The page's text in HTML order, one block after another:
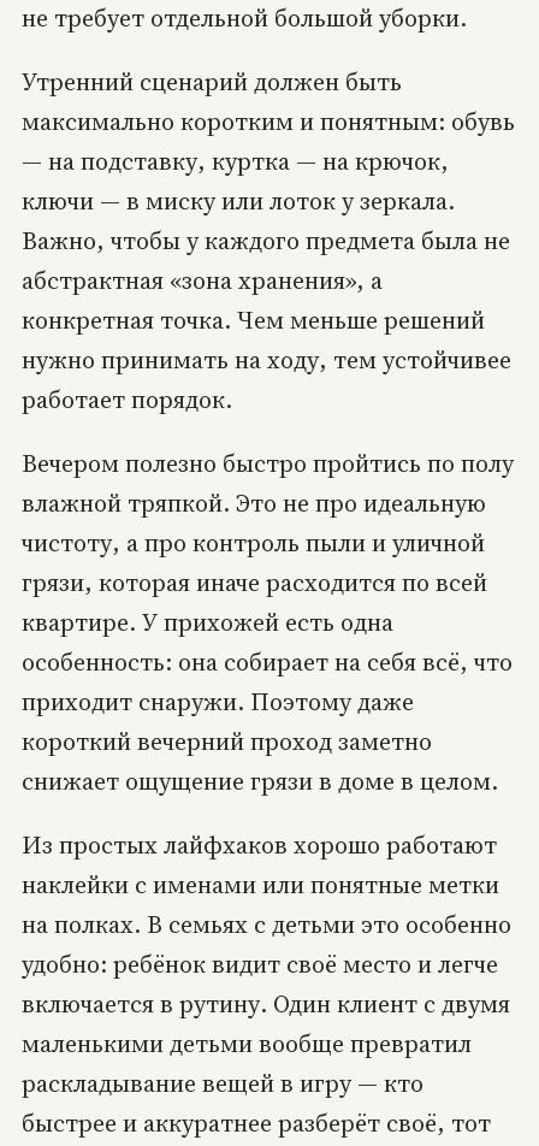
не требует отдельной большой уборки.
Утренний сценарий должен быть
максимально коротким и понятным: обувь
— на подставку, куртка — на крючок,
ключи — в миску или лоток у зеркала.
Важно, чтобы у каждого предмета была не
абстрактная «зона хранения», а
конкретная точка. Чем меньше решений
нужно принимать на ходу, тем устойчивее
работает порядок.
Вечером полезно быстро пройтись по полу
влажной тряпкой. Это не про идеальную
чистоту, а про контроль пыли и уличной
грязи, которая иначе расходится по всей
квартире. У прихожей есть одна
особенность: она собирает на себя всё, что
приходит снаружи. Поэтому даже
короткий вечерний проход заметно
снижает ощущение грязи в доме в целом.
Из простых лайфхаков хорошо работают
наклейки с именами или понятные метки
на полках. В семьях с детьми это особенно
удобно: ребёнок видит своё место и легче
включается в рутину. Один клиент с двумя
маленькими детьми вообще превратил
раскладывание вещей в игру — кто
быстрее и аккуратнее разберёт своё, тот